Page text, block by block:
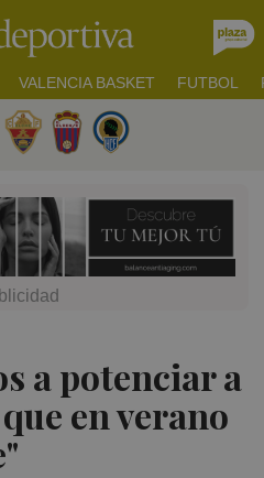
VALENCIA BASKET FUTBOL
a potenciar a
en verano